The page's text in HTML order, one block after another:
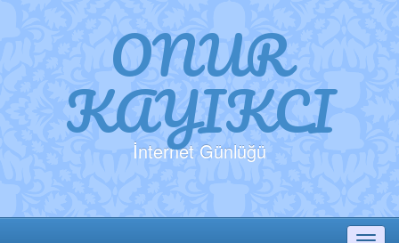
ONUR
KAYIKCI
İnternet Günlüğü